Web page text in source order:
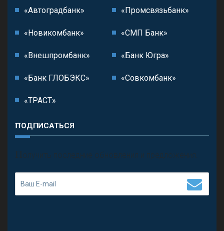
«Автоградбанк» «Промсвязьбанк»
«Новикомбанк» «СМП Банк»
«Внешпромбанк» «Банк Югра»
«Банк ГЛОБЭКС» «Совкомбанк»
«ТРАСТ»
ПОДПИСАТЬСЯ
П олучить последние обновления и предложения.